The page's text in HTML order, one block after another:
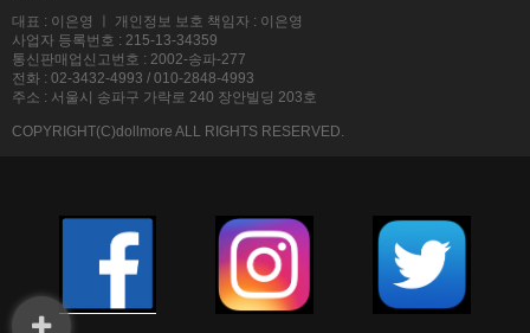
대표 : 이은영 ㅣ 개인정보 보호 책임자 : 이은영
사업자 등록번호 : 215-13-34359
통신판매업신고번호 : 2002-송파-277
전화 : 02-3432-4993 / 010-2848-4993
주소 : 서울시 송파구 가락로 240 장안빌딩 203호
COPYRIGHT(C)dollmore ALL RIGHTS RESERVED.